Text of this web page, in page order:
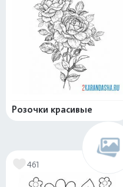
Розочки красивые
461